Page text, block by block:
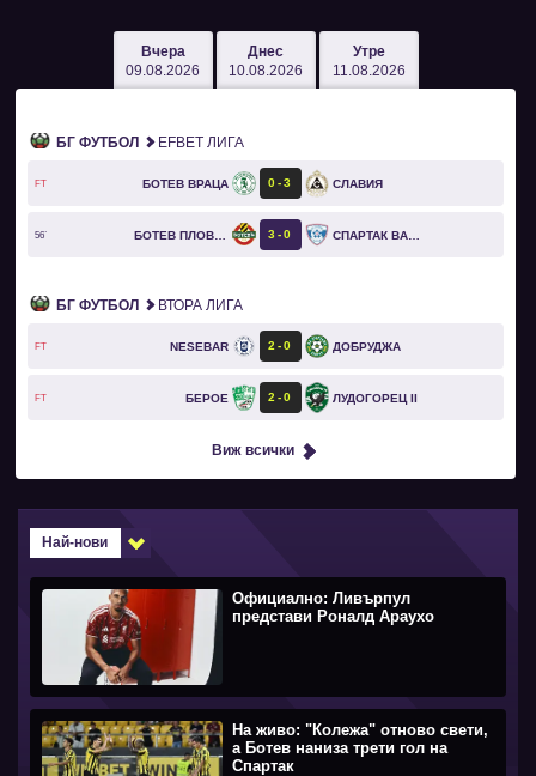
Вчера
09.08.2026
Днес
10.08.2026
Утре
11.08.2026
БГ ФУТБОЛ EFBET ЛИГА
FT БОТЕВ ВРАЦА 0 3 СЛАВИЯ
56` БОТЕВ ПЛОВДИВ 3 0 СПАРТАК ВАРНА
БГ ФУТБОЛ ВТОРА ЛИГА
FT NESEBAR 2 0 ДОБРУДЖА
FT БЕРОЕ 2 0 ЛУДОГОРЕЦ II
Виж всички
Най-нови
Официално: Ливърпул
представи Роналд Араухо
На живо: "Колежа" отново свети,
а Ботев наниза трети гол на
Спартак